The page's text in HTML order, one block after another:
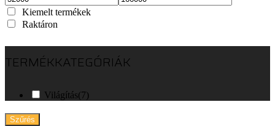
Kiemelt termékek
Raktáron
TERMÉKKATEGÓRIÁK
Világítás(7)
Szűrés